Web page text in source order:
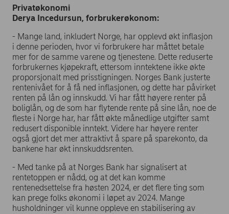
Privatøkonomi
Derya Incedursun, forbrukerøkonom:
- Mange land, inkludert Norge, har opplevd økt inflasjon
i denne perioden, hvor vi forbrukere har måttet betale
mer for de samme varene og tjenestene. Dette reduserte
forbrukernes kjøpekraft, ettersom inntektene ikke økte
proporsjonalt med prisstigningen. Norges Bank justerte
rentenivået for å få ned inflasjonen, og dette har påvirket
renten på lån og innskudd. Vi har fått høyere renter på
boliglån, og de som har flytende rente på sine lån, noe de
fleste i Norge har, har fått økte månedlige utgifter samt
redusert disponible inntekt. Videre har høyere renter
også gjort det mer attraktivt å spare på sparekonto, da
bankene har økt innskuddsrenten.
- Med tanke på at Norges Bank har signalisert at
rentetoppen er nådd, og at det kan komme
rentenedsettelse fra høsten 2024, er det flere ting som
kan prege folks økonomi i løpet av 2024. Mange
husholdninger vil kunne oppleve en stabilisering av